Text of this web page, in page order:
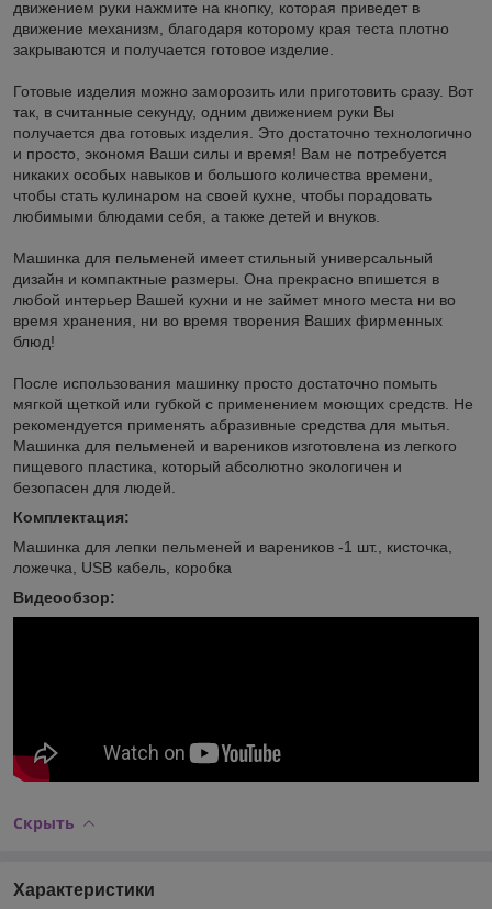
движением руки нажмите на кнопку, которая приведет в
движение механизм, благодаря которому края теста плотно
закрываются и получается готовое изделие.
Готовые изделия можно заморозить или приготовить сразу. Вот
так, в считанные секунду, одним движением руки Вы
получается два готовых изделия. Это достаточно технологично
и просто, экономя Ваши силы и время! Вам не потребуется
никаких особых навыков и большого количества времени,
чтобы стать кулинаром на своей кухне, чтобы порадовать
любимыми блюдами себя, а также детей и внуков.
Машинка для пельменей имеет стильный универсальный
дизайн и компактные размеры. Она прекрасно впишется в
любой интерьер Вашей кухни и не займет много места ни во
время хранения, ни во время творения Ваших фирменных
блюд!
После использования машинку просто достаточно помыть
мягкой щеткой или губкой с применением моющих средств. Не
рекомендуется применять абразивные средства для мытья.
Машинка для пельменей и вареников изготовлена из легкого
пищевого пластика, который абсолютно экологичен и
безопасен для людей.
Комплектация:
Машинка для лепки пельменей и вареников -1 шт., кисточка,
ложечка, USB кабель, коробка
Видеообзор:
Скрыть
Характеристики